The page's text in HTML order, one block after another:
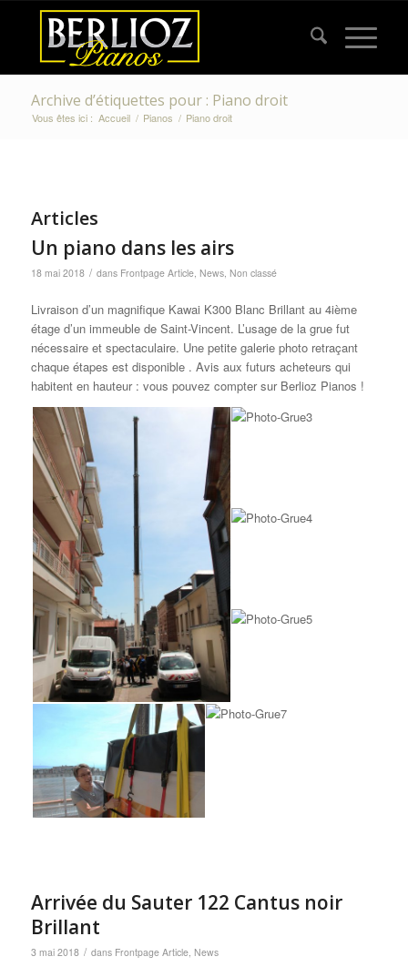
Archive d’étiquettes pour : Piano droit
Vous êtes ici : Accueil / Pianos / Piano droit
Articles
Un piano dans les airs
18 mai 2018 / dans Frontpage Article, News, Non classé
Livraison d’un magnifique Kawai K300 Blanc Brillant au 4ième
étage d’un immeuble de Saint-Vincent. L’usage de la grue fut
nécessaire et spectaculaire. Une petite galerie photo retraçant
chaque étapes est disponible . Avis aux futurs acheteurs qui
habitent en hauteur : vous pouvez compter sur Berlioz Pianos !
Arrivée du Sauter 122 Cantus noir
Brillant
3 mai 2018 / dans Frontpage Article, News